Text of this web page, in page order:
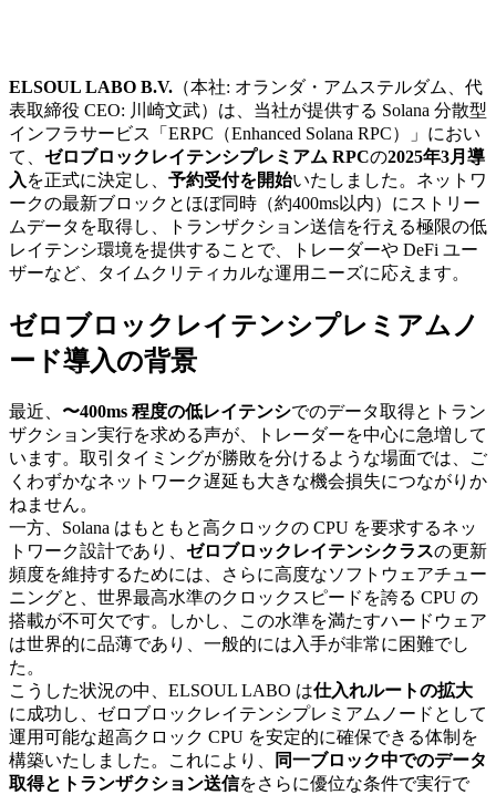
ELSOUL LABO B.V. （本社: オランダ・アムステルダム、代
表取締役 CEO: 川崎文武）は、当社が提供する Solana 分散型
インフラサービス「ERPC（Enhanced Solana RPC）」におい
て、 ゼロブロックレイテンシプレミアム RPCの2025年3月導
入 を正式に決定し、 予約受付を開始いたしました。ネットワ
ークの最新ブロックとほぼ同時（約400ms以内）にストリー
ムデータを取得し、トランザクション送信を行える極限の低
レイテンシ環境を提供することで、トレーダーや DeFi ユー
ザーなど、タイムクリティカルな運用ニーズに応えます。
ゼロブロックレイテンシプレミアムノ
ード導入の背景
最近、 〜400ms 程度の低レイテンシでのデータ取得とトラン
ザクション実行を求める声が、トレーダーを中心に急増して
います。取引タイミングが勝敗を分けるような場面では、ご
くわずかなネットワーク遅延も大きな機会損失につながりか
ねません。
一方、Solana はもともと高クロックの CPU を要求するネッ
トワーク設計であり、 ゼロブロックレイテンシクラスの更新
頻度を維持するためには、さらに高度なソフトウェアチュー
ニングと、世界最高水準のクロックスピードを誇る CPU の
搭載が不可欠です。しかし、この水準を満たすハードウェア
は世界的に品薄であり、一般的には入手が非常に困難でし
た。
こうした状況の中、ELSOUL LABO は仕入れルートの拡大
に成功し、ゼロブロックレイテンシプレミアムノードとして
運用可能な超高クロック CPU を安定的に確保できる体制を
構築いたしました。これにより、
同一ブロック中でのデータ
取得とトランザクション送信をさらに優位な条件で実行で